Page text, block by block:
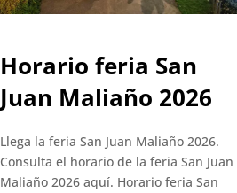
Horario feria San
Juan Maliaño 2026
Llega la feria San Juan Maliaño 2026.
Consulta el horario de la feria San Juan
Maliaño 2026 aquí. Horario feria San